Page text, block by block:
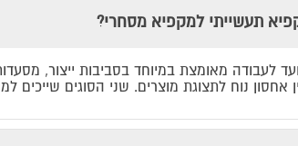
תעשייתי למקפיא מסחרי?
לעבודה מאומצת במיוחד בסביבות ייצור,
אחסון נוח לתצוגת מוצרים. שני הסוגים